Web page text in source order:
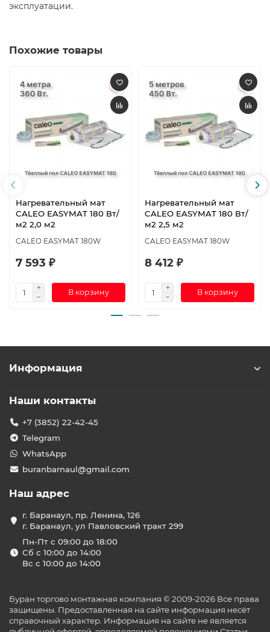
эксплуатации.​
Похожие товары
Нагревательный мат
CALEO EASYMAT 180 Вт/
м2 2,0 м2
CALEO EASYMAT 180W
7 593 ₽
В корзину
Нагревательный мат
CALEO EASYMAT 180 Вт/
м2 2,5 м2
CALEO EASYMAT 180W
8 412 ₽
В корзину
Информация
Наши контакты
+7 (3852) 22-42-45
Telegram
WhatsApp
buranbarnaul@gmail.com
Наш адрес
г. Баранаул, пр. Ленина, 126
г. Баранаул, ул Павловский тракт 299
Пн-Пт с 09:00 до 18:00
Сб с 10:00 до 14:00
Вс с 10:00 до 14:00
Буран торгово монтажная компания © 2009-2026 Все права
защищены. Предоставленная на сайте информация несёт
справочный характер. Информация на сайте не является